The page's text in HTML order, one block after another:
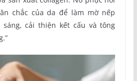
chắc của da để làm mờ nếp
cải thiện kết cấu và tông